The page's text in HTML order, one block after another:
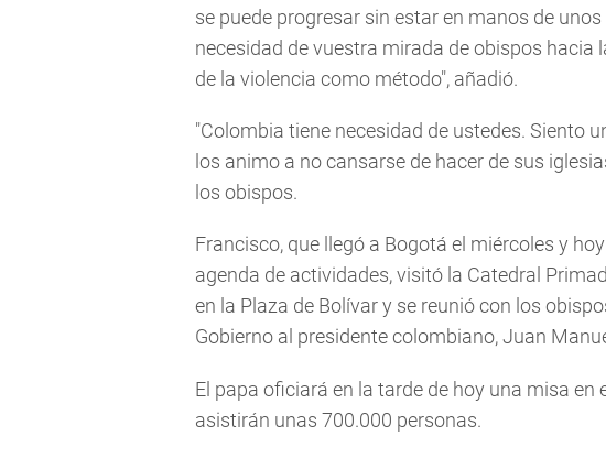
se puede progresar sin estar en manos de
necesidad de vuestra mirada de obispos hacia
de la violencia como método", añadió.
"Colombia tiene necesidad de ustedes. Siento
los animo a no cansarse de hacer de sus
los obispos.
Francisco, que llegó a Bogotá el miércoles y
agenda de actividades, visitó la Catedral
en la Plaza de Bolívar y se reunió con los
Gobierno al presidente colombiano, Juan
El papa oficiará en la tarde de hoy una misa en
asistirán unas 700.000 personas.